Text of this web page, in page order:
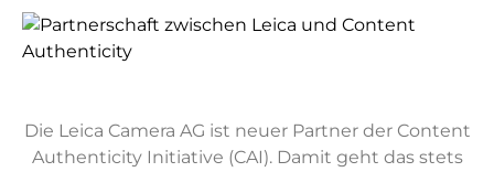
Die Leica Camera AG ist neuer Partner der Content
Authenticity Initiative (CAI). Damit geht das stets